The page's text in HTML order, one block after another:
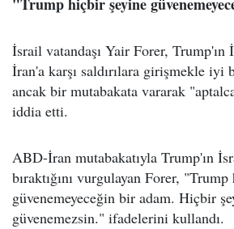
"Trump hiçbir şeyine
İsrail vatandaşı Yair Forer,
İran'a karşı saldırılara girişmekle
ancak bir mutabakata vararak
iddia etti.
ABD-İran mutabakatıyla Trump'ın
bıraktığını vurgulayan Forer,
güvenemeyeceğin bir adam. Hiçbir
güvenemezsin." ifadelerini kullandı.